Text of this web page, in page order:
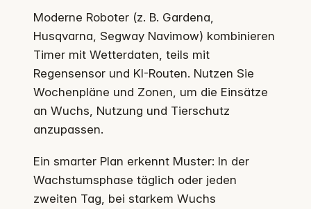
Moderne Roboter (z. B. Gardena,
Husqvarna, Segway Navimow) kombinieren
Timer mit Wetterdaten, teils mit
Regensensor und KI-Routen. Nutzen Sie
Wochenpläne und Zonen, um die Einsätze
an Wuchs, Nutzung und Tierschutz
anzupassen.
Ein smarter Plan erkennt Muster: In der
Wachstumsphase täglich oder jeden
zweiten Tag, bei starkem Wuchs